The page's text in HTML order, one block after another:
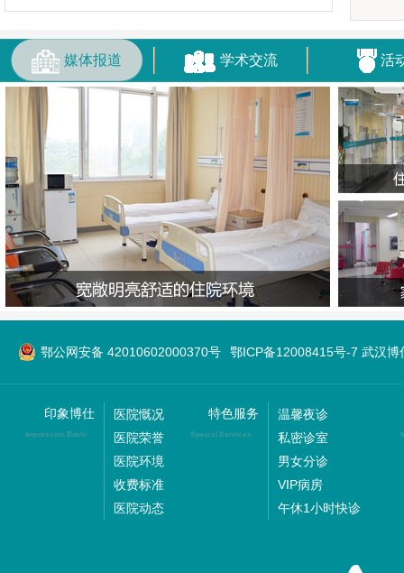
媒体报道 学术交流 活
鄂公网安备 42010602000370号 鄂ICP备12008415号-7 武汉博
印象博仕
Impression Boshi
医院慨况
医院荣誉
医院环境
收费标准
医院动态
特色服务
Special Services
温馨夜诊
私密诊室
男女分诊
VIP病房
午休1小时快诊